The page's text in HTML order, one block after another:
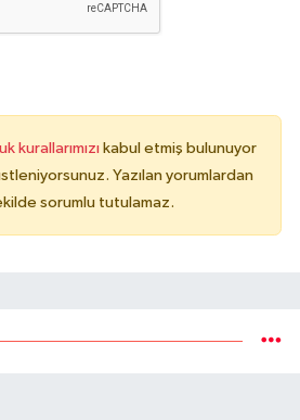
kurallarımızı kabul etmiş bulunuyor
Yazılan yorumlardan
sorumlu tutulamaz.